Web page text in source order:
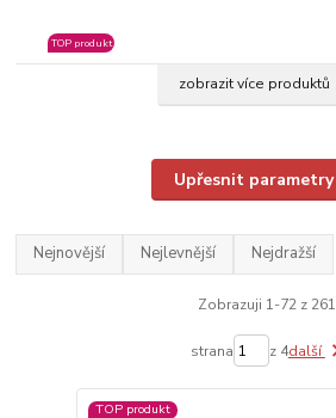
TOP produkt
zobrazit více produktů
Upřesnit parametry
Nejnovější Nejlevnější Nejdražší
Zobrazuji 1-72 z 261
strana z 4další
TOP produkt